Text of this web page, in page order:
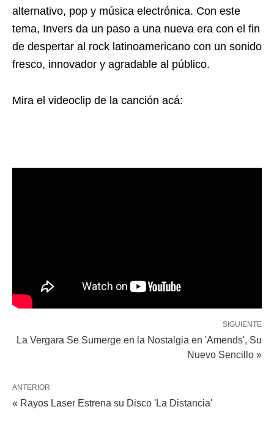
alternativo, pop y música electrónica. Con este
tema, Invers da un paso a una nueva era con el fin
de despertar al rock latinoamericano con un sonido
fresco, innovador y agradable al público.
Mira el videoclip de la canción acá:
SIGUIENTE
La Vergara Se Sumerge en la Nostalgia en 'Amends', Su
Nuevo Sencillo »
ANTERIOR
« Rayos Laser Estrena su Disco 'La Distancia'